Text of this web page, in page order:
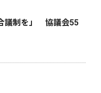
議制を」 協議会55